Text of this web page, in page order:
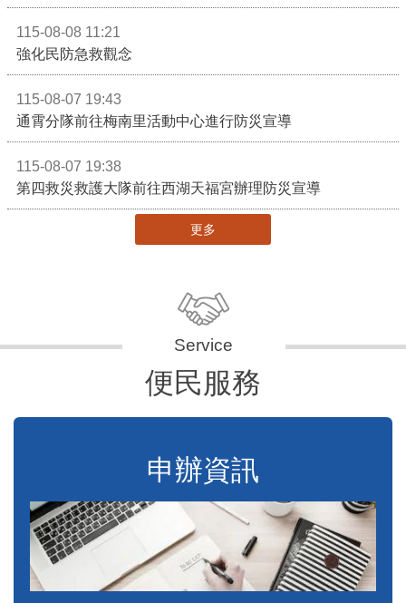
115-08-08 11:21
強化民防急救觀念
115-08-07 19:43
通霄分隊前往梅南里活動中心進行防災宣導
115-08-07 19:38
第四救災救護大隊前往西湖天福宮辦理防災宣導
更多
便民服務
申辦資訊